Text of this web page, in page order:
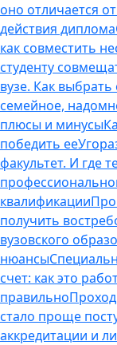
оно отличается
действия диплома
как совместить
студенту
вузе. Как
семейное,
плюсы и минусы
победить ее
факультет. И где
квалификации
получить
вузовского
нюансы
счет: как это
правильно
стало проще
аккредитации и